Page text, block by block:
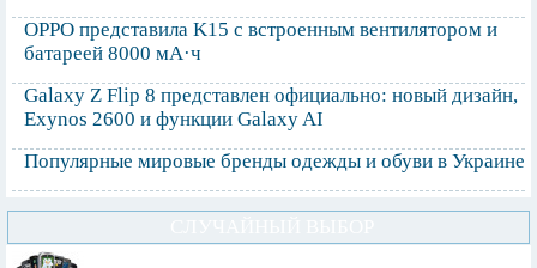
OPPO представила K15 с встроенным вентилятором и
батареей 8000 мА·ч
Galaxy Z Flip 8 представлен официально: новый дизайн,
Exynos 2600 и функции Galaxy AI
Популярные мировые бренды одежды и обуви в Украине